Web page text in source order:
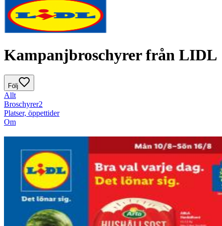
Kampanjbroschyrer från LIDL
Följ
Allt
Broschyrer2
Platser, öppettider
Om